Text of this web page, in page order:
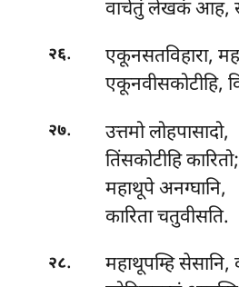
वाचेतुं लेखकं आह,
२६.
एकूनसतविहारा,
एकूनवीसकोटीहि,
२७.
उत्तमो लोहपासादो,
तिंसकोटीहि कारितो;
महाथूपे अनग्घानि,
कारिता चतुवीसति.
२८.
महाथूपम्हि सेसानि,